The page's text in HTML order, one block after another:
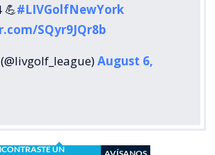
💪#LIVGolfNewYork
SQyr9JQr8b
August 6,
UN